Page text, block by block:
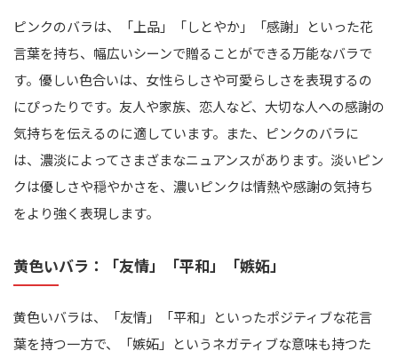
ピンクのバラは、「上品」「しとやか」「感謝」といった花
言葉を持ち、幅広いシーンで贈ることができる万能なバラで
す。優しい色合いは、女性らしさや可愛らしさを表現するの
にぴったりです。友人や家族、恋人など、大切な人への感謝の
気持ちを伝えるのに適しています。また、ピンクのバラに
は、濃淡によってさまざまなニュアンスがあります。淡いピン
クは優しさや穏やかさを、濃いピンクは情熱や感謝の気持ち
をより強く表現します。
黄色いバラ：「友情」「平和」「嫉妬」
黄色いバラは、「友情」「平和」といったポジティブな花言
葉を持つ一方で、「嫉妬」というネガティブな意味も持つた